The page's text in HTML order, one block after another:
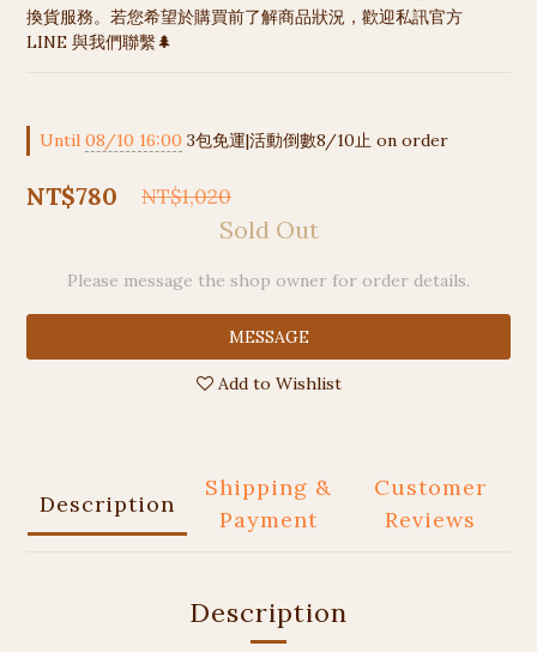
換貨服務。若您希望於購買前了解商品狀況，歡迎私訊官方
LINE 與我們聯繫🌲
Until 08/10 16:00 3包免運|活動倒數8/10止 on order
NT$780 NT$1,020
Sold Out
Please message the shop owner for order details.
MESSAGE
Add to Wishlist
Description
Shipping &
Payment
Customer
Reviews
Description